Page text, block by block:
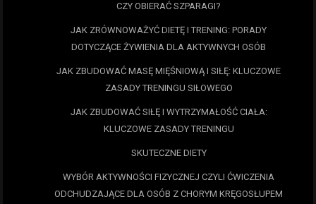
CZY OBIERAĆ SZPARAGI?
JAK ZRÓWNOWAŻYĆ DIETĘ I TRENING: PORADY
DOTYCZĄCE ŻYWIENIA DLA AKTYWNYCH OSÓB
JAK ZBUDOWAĆ MASĘ MIĘŚNIOWĄ I SIŁĘ: KLUCZOWE
ZASADY TRENINGU SIŁOWEGO
JAK ZBUDOWAĆ SIŁĘ I WYTRZYMAŁOŚĆ CIAŁA:
KLUCZOWE ZASADY TRENINGU
SKUTECZNE DIETY
WYBÓR AKTYWNOŚCI FIZYCZNEJ CZYLI ĆWICZENIA
ODCHUDZAJĄCE DLA OSÓB Z CHORYM KRĘGOSŁUPEM